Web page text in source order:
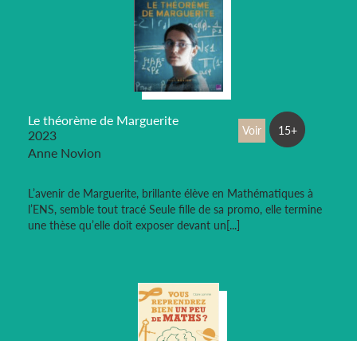
Le théorème de Marguerite
2023
Anne Novion
L’avenir de Marguerite, brillante élève en Mathématiques à
l’ENS, semble tout tracé Seule fille de sa promo, elle termine
une thèse qu’elle doit exposer devant un[...]
Voir 15+